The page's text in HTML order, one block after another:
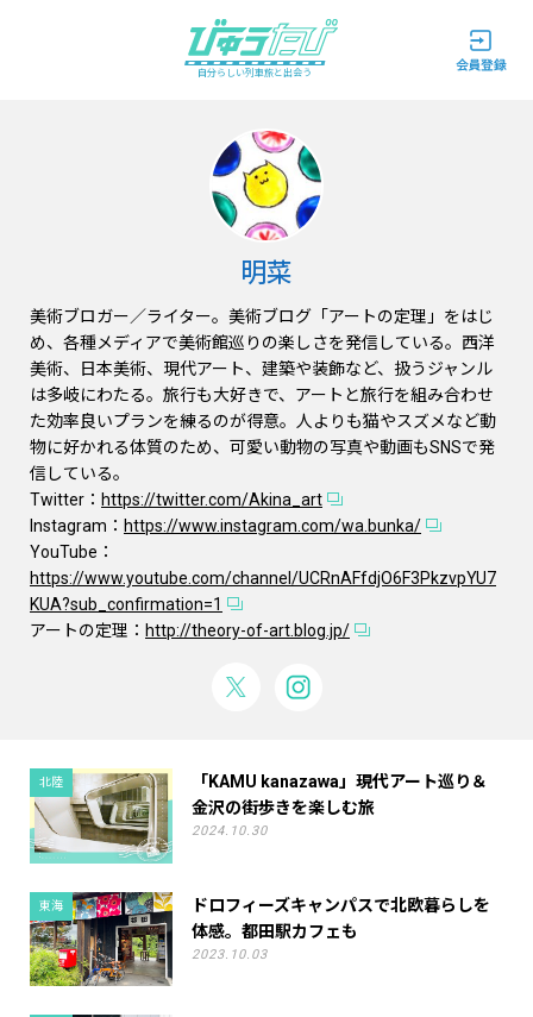
自分らしい列車旅と出会う
明菜
美術ブロガー／ライター。美術ブログ「アートの定理」をはじ
め、各種メディアで美術館巡りの楽しさを発信している。西洋
美術、日本美術、現代アート、建築や装飾など、扱うジャンル
は多岐にわたる。旅行も大好きで、アートと旅行を組み合わせ
た効率良いプランを練るのが得意。人よりも猫やスズメなど動
物に好かれる体質のため、可愛い動物の写真や動画もSNSで発
信している。
Twitter： https://twitter.com/Akina_art
Instagram： https://www.instagram.com/wa.bunka/
YouTube：
https://www.youtube.com/channel/UCRnAFfdjO6F3PkzvpYU7
KUA?sub_confirmation=1
アートの定理： http://theory-of-art.blog.jp/
北陸
「KAMU kanazawa」現代アート巡り＆
金沢の街歩きを楽しむ旅
2024.10.30
東海
ドロフィーズキャンパスで北欧暮らしを
体感。都田駅カフェも
2023.10.03